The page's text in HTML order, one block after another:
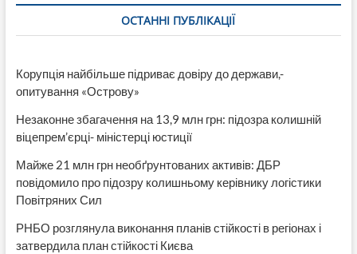
ОСТАННІ ПУБЛІКАЦІЇ
Корупція найбільше підриває довіру до держави,-
опитування «Острову»
Незаконне збагачення на 13,9 млн грн: підозра колишній
віцепрем’єрці- міністерці юстиції
Майже 21 млн грн необґрунтованих активів: ДБР
повідомило про підозру колишньому керівнику логістики
Повітряних Сил
РНБО розглянула виконання планів стійкості в регіонах і
затвердила план стійкості Києва